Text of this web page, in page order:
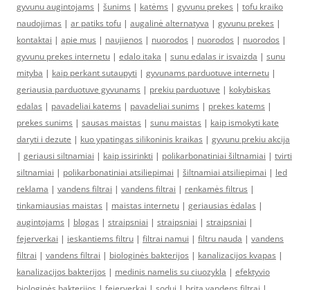
gyvunu augintojams | šunims | katėms | gyvunu prekes | tofu kraiko
naudojimas | ar patiks tofu | augalinė alternatyva | gyvunu prekes |
kontaktai | apie mus | naujienos | nuorodos | nuorodos | nuorodos |
gyvunu prekes internetu | edalo itaka | sunu edalas ir isvaizda | sunu
mityba | kaip perkant sutaupyti | gyvunams parduotuve internetu |
geriausia parduotuve gyvunams | prekiu parduotuve | kokybiskas
edalas | pavadeliai katems | pavadeliai sunims | prekes katems |
prekes sunims | sausas maistas | sunu maistas | kaip ismokyti kate
daryti i dezute | kuo ypatingas silikoninis kraikas | gyvunu prekiu akcija
| geriausi siltnamiai | kaip issirinkti | polikarbonatiniai šiltnamiai | tvirti
siltnamiai | polikarbonatiniai atsiliepimai | šiltnamiai atsiliepimai | led
reklama | vandens filtrai | vandens filtrai | renkamės filtrus |
tinkamiausias maistas | maistas internetu | geriausias ėdalas |
augintojams | blogas | straipsniai | straipsniai | straipsniai |
fejerverkai | ieskantiems filtru | filtrai namui | filtru nauda | vandens
filtrai | vandens filtrai | biologinės bakterijos | kanalizacijos kvapas |
kanalizacijos bakterijos | medinis namelis su ciuozykla | efektyvio